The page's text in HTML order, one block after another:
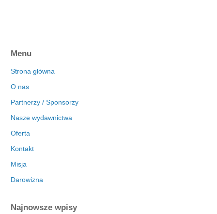
Menu
Strona główna
O nas
Partnerzy / Sponsorzy
Nasze wydawnictwa
Oferta
Kontakt
Misja
Darowizna
Najnowsze wpisy